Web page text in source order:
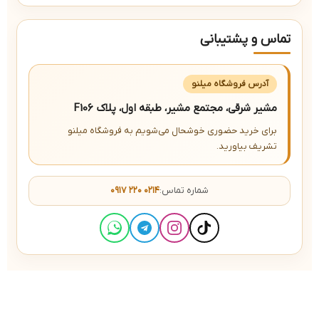
تماس و پشتیبانی
آدرس فروشگاه میلنو
مشیر شرقی، مجتمع مشیر، طبقه اول، پلاک F106
برای خرید حضوری خوشحال می‌شویم به فروشگاه میلنو
تشریف بیاورید.
شماره تماس:۰۹۱۷ ۲۲۰ ۰۲۱۴